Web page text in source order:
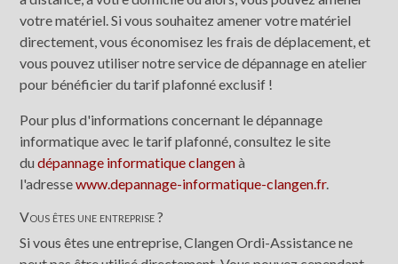
votre matériel. Si vous souhaitez amener votre matériel
directement, vous économisez les frais de déplacement, et
vous pouvez utiliser notre service de dépannage en atelier
pour bénéficier du tarif plafonné exclusif !
Pour plus d'informations concernant le dépannage
informatique avec le tarif plafonné, consultez le site
dudépannage informatique clangenà
l'adressewww.depannage-informatique-clangen.fr.
Vous êtes une entreprise ?
Si vous êtes une entreprise, Clangen Ordi-Assistance ne